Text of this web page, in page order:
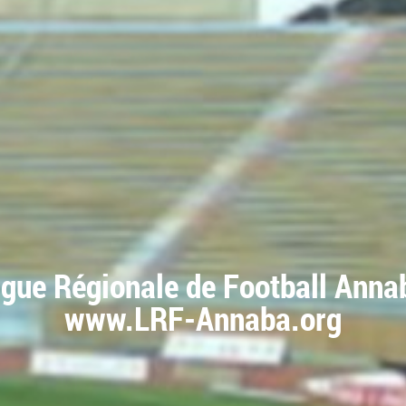
Régionale de Football
www.LRF-Annaba.org